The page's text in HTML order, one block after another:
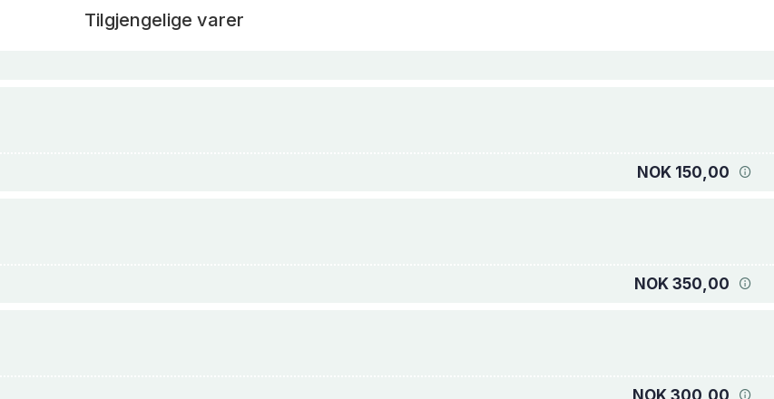
Tilgjengelige varer
NOK 150,00
NOK 350,00